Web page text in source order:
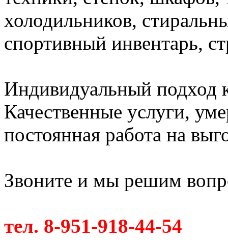
холодильников,
спортивный инвентарь,
Индивидуальный подход
Качественные услуги,
постоянная работа на
Звоните и мы решим
тел. 8-951-918-44-54